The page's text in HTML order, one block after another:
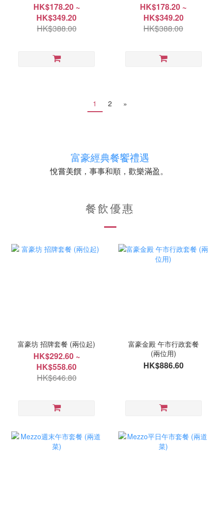
HK$178.20 ~
HK$349.20
HK$388.00
HK$178.20 ~
HK$349.20
HK$388.00
1 2 »
富豪經典餐饗禮遇
悅嘗美饌 ，事事和順，歡樂滿盈。
餐飲優惠
富豪坊 招牌套餐 (兩位起)
HK$292.60 ~
HK$558.60
HK$646.80
富豪金殿 午市行政套餐
(兩位用)
HK$886.60